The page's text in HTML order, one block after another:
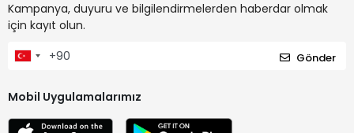
Kampanya, duyuru ve bilgilendirmelerden haberdar olmak
için kayıt olun.
Gönder
Mobil Uygulamalarımız